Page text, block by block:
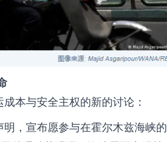
本与安全主权的新的讨论：
，宣布愿参与在霍尔木兹海峡